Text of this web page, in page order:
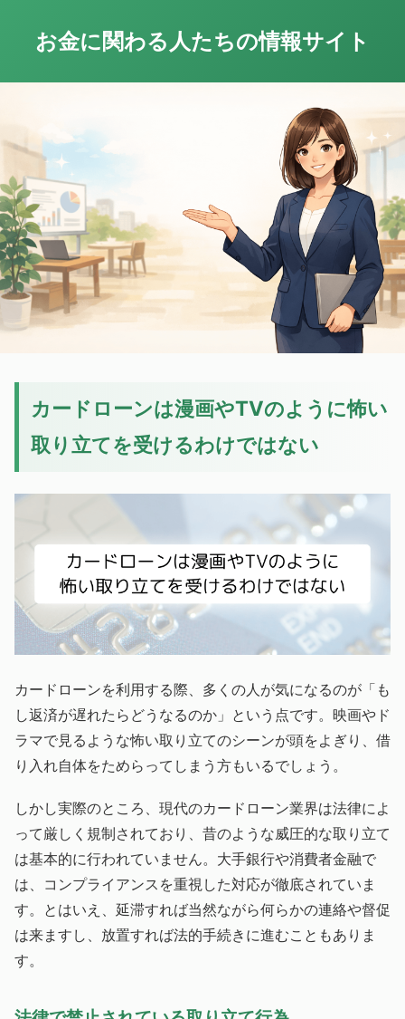
お金に関わる人たちの情報サイト
カードローンは漫画やTVのように怖い
取り立てを受けるわけではない
カードローンを利用する際、多くの人が気になるのが「も
し返済が遅れたらどうなるのか」という点です。映画やド
ラマで見るような怖い取り立てのシーンが頭をよぎり、借
り入れ自体をためらってしまう方もいるでしょう。
しかし実際のところ、現代のカードローン業界は法律によ
って厳しく規制されており、昔のような威圧的な取り立て
は基本的に行われていません。大手銀行や消費者金融で
は、コンプライアンスを重視した対応が徹底されていま
す。とはいえ、延滞すれば当然ながら何らかの連絡や督促
は来ますし、放置すれば法的手続きに進むこともありま
す。